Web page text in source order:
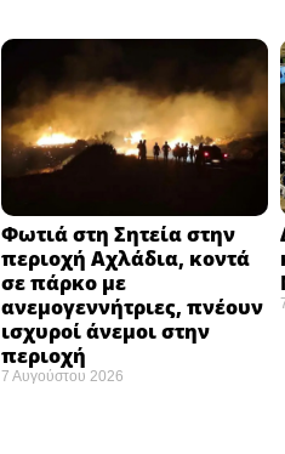
Φωτιά στη Σητεία στην
περιοχή Αχλάδια, κοντά
σε πάρκο με
ανεμογεννήτριες, πνέουν
ισχυροί άνεμοι στην
περιοχή
7 Αυγούστου 2026